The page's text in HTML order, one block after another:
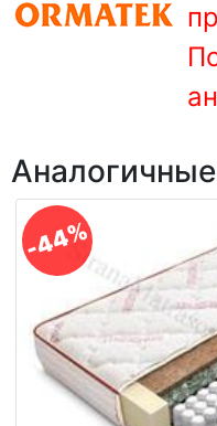
Open submenu
Шкафы
Доставка по
-44%